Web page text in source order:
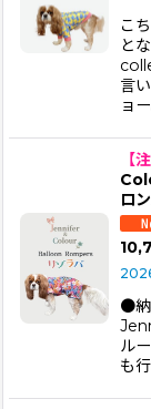
こ
と
言
ョ
【
ロ
●納
ル
も